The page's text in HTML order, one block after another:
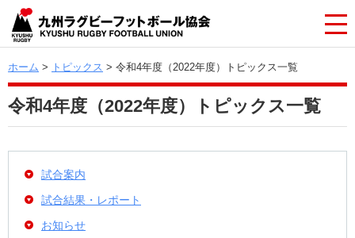
ホーム > トピックス > 令和4年度（2022年度）トピックス一覧
令和4年度（2022年度）トピックス一覧
試合案内
試合結果・レポート
お知らせ